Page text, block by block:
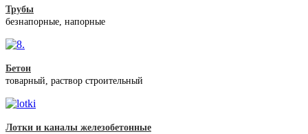
Трубы
безнапорные, напорные
Бетон
товарный, раствор строительный
Лотки и каналы железобетонные